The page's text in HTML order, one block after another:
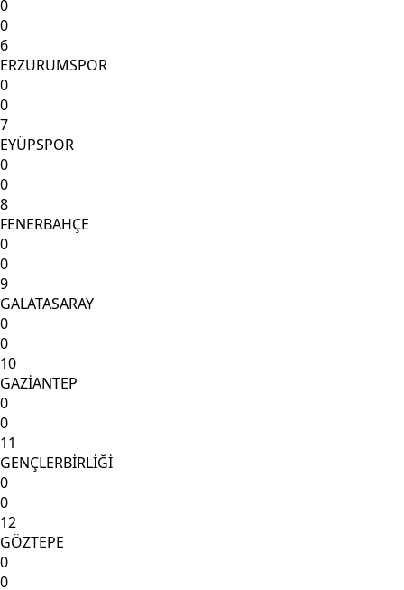
0
0
6
ERZURUMSPOR
0
0
7
EYÜPSPOR
0
0
8
FENERBAHÇE
0
0
9
GALATASARAY
0
0
10
GAZİANTEP
0
0
11
GENÇLERBİRLİĞİ
0
0
12
GÖZTEPE
0
0